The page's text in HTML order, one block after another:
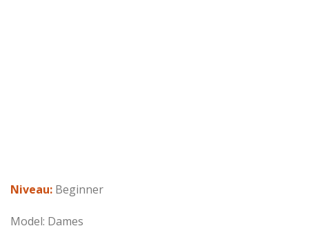
Niveau: Beginner
Model: Dames